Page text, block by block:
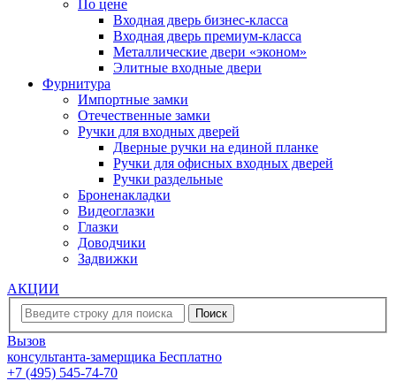
По цене
Входная дверь бизнес-класса
Входная дверь премиум-класса
Металлические двери «эконом»
Элитные входные двери
Фурнитура
Импортные замки
Отечественные замки
Ручки для входных дверей
Дверные ручки на единой планке
Ручки для офисных входных дверей
Ручки раздельные
Броненакладки
Видеоглазки
Глазки
Доводчики
Задвижки
АКЦИИ
Вызов
консультанта-замерщика Бесплатно
+7 (495) 545-74-70